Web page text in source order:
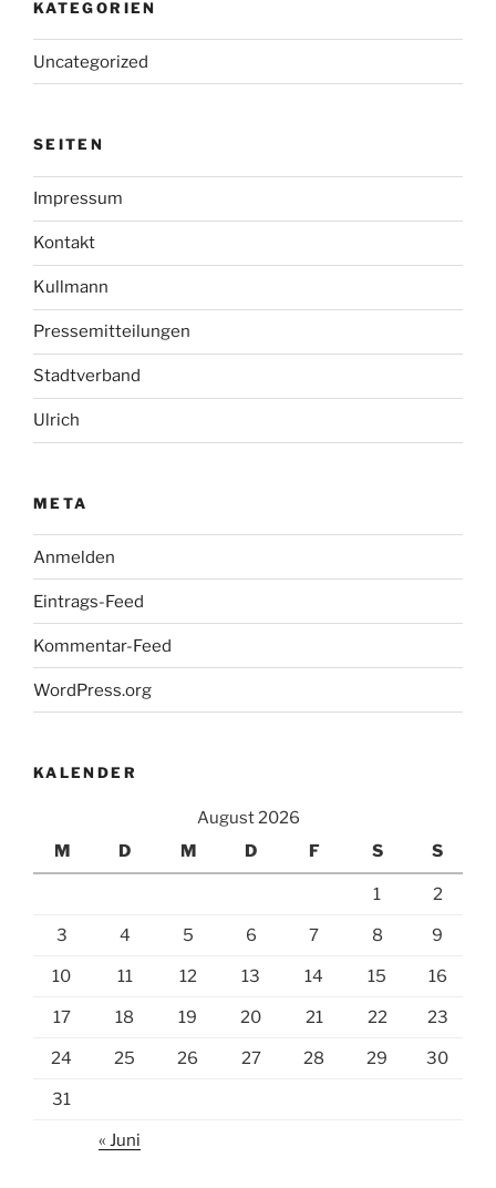
KATEGORIEN
Uncategorized
SEITEN
Impressum
Kontakt
Kullmann
Pressemitteilungen
Stadtverband
Ulrich
META
Anmelden
Eintrags-Feed
Kommentar-Feed
WordPress.org
KALENDER
August 2026
M
D M D F S S
1 2
3 4 5 6 7 8 9
10 11 12 13 14 15 16
17 18 19 20 21 22 23
24 25 26 27 28 29 30
31
« Juni